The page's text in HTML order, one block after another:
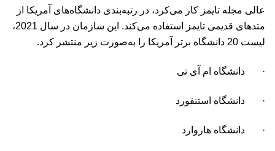
عالی مجله تایمز کار می‌کرد، در رتبه‌بندی دانشگاه‌های آمریکا از
متدهای قدیمی تایمز استفاده می‌کند. این سازمان در سال 2021،
لیست 20 دانشگاه برتر آمریکا را به‌صورت زیر منتشر کرد.
· دانشگاه ام آی تی
· دانشگاه استنفورد
· دانشگاه هاروارد